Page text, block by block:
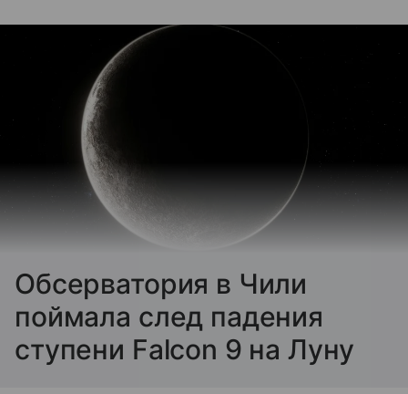
Обсерватория в Чили
поймала след падения
ступени Falcon 9 на Луну